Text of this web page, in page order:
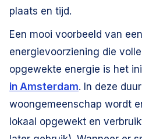
plaats en tijd.
Een mooi voorbeeld van
energievoorziening die
opgewekte energie is het
in Amsterdam. In deze
woongemeenschap wordt
lokaal opgewekt en